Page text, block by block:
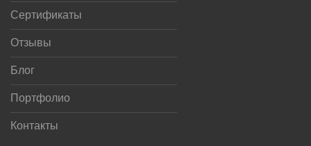
Сертификаты
Отзывы
Блог
Портфолио
Контакты